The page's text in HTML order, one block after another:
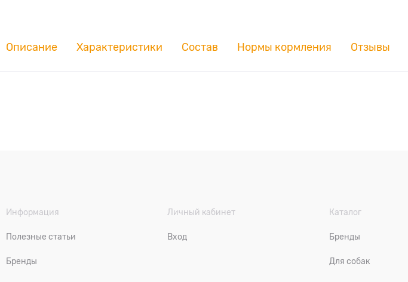
Описание Характеристики Состав Нормы кормления Отзывы
Информация
Полезные статьи
Бренды
Личный кабинет
Вход
Каталог
Бренды
Для собак